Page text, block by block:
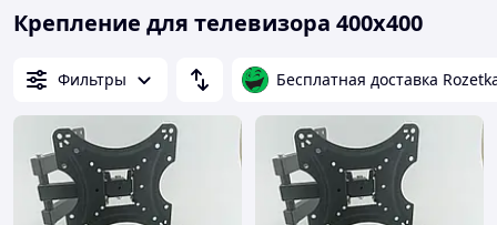
Крепление для телевизора 400x400
Фильтры Бесплатная доставка